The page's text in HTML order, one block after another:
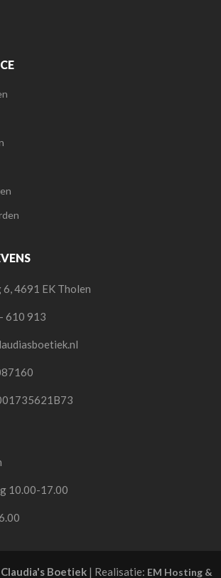
6, 4691 EK Tholen
610 913
10.00-17.00
Claudia's Boetiek | Realisatie: EM Hosting &